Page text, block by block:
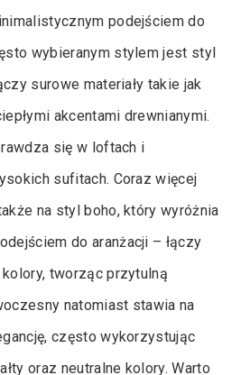
podejściem do
wybieranym stylem jest styl
surowe materiały takie jak
akcentami drewnianymi.
się w loftach i
sufitach. Coraz więcej
na styl boho, który wyróżnia
do aranżacji – łączy
tworząc przytulną
natomiast stawia na
często wykorzystując
oraz neutralne kolory. Warto